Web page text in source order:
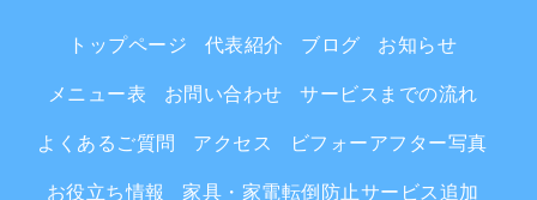
トップページ 代表紹介 ブログ お知らせ
メニュー表 お問い合わせ サービスまでの流れ
よくあるご質問 アクセス ビフォーアフター写真
お役立ち情報 家具・家電転倒防止サービス追加